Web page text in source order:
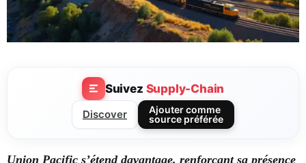
Suivez Supply-Chain
Discover
Ajouter comme
source préférée
Union Pacific s’étend davantage, renforçant sa présence